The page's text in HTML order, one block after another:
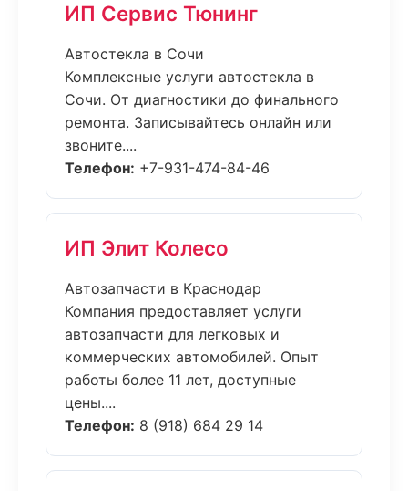
ИП Сервис Тюнинг
Автостекла в Сочи
Комплексные услуги автостекла в
Сочи. От диагностики до финального
ремонта. Записывайтесь онлайн или
звоните....
Телефон: +7-931-474-84-46
ИП Элит Колесо
Автозапчасти в Краснодар
Компания предоставляет услуги
автозапчасти для легковых и
коммерческих автомобилей. Опыт
работы более 11 лет, доступные
цены....
Телефон: 8 (918) 684 29 14